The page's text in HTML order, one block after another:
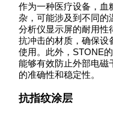
作为一种医疗设备，血
杂，可能涉及到不同的
分析仪显示屏的耐用性
抗冲击的材质，确保设
使用。此外，STONE
能够有效防止外部电磁
的准确性和稳定性。
抗指纹涂层